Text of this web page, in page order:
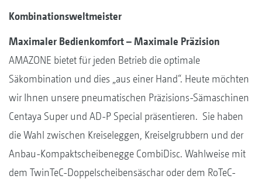
Kombinationsweltmeister
Maximaler Bedienkomfort – Maximale Präzision
AMAZONE bietet für jeden Betrieb die optimale
Säkombination und dies „aus einer Hand“. Heute möchten
wir Ihnen unsere pneumatischen Präzisions-Sämaschinen
Centaya Super und AD-P Special präsentieren. Sie haben
die Wahl zwischen Kreiseleggen, Kreiselgrubbern und der
Anbau-Kompaktscheibenegge CombiDisc. Wahlweise mit
dem TwinTeC-Doppelscheibensäschar oder dem RoTeC-